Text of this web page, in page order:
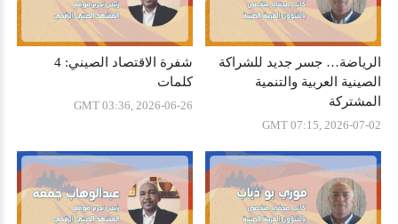
الرياضة… جسر جديد للشراكة
الصينية العربية والتنمية
المشتركة
GMT 07:15, 2026-07-02
شفرة الاقتصاد الصيني: 4
كلمات
GMT 03:36, 2026-06-26